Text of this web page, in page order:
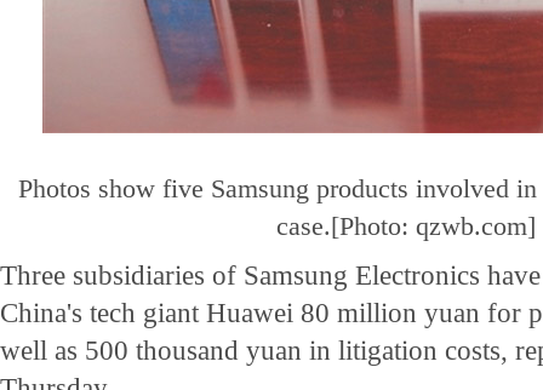
Photos show five Samsung products involved
case.[Photo: qzwb.com]
Three subsidiaries of Samsung Electronics
China's tech giant Huawei 80 million yuan for
well as 500 thousand yuan in litigation costs,